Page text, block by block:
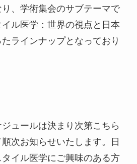
、学術集会のサブテーマで
ル医学：世界の視点と日本
ラインナップとなっており
ュールは決まり次第こちら
次お知らせいたします。日
イル医学にご興味のある方